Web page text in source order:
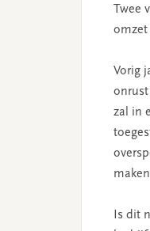
omzet
Vorig
zal in
Is dit